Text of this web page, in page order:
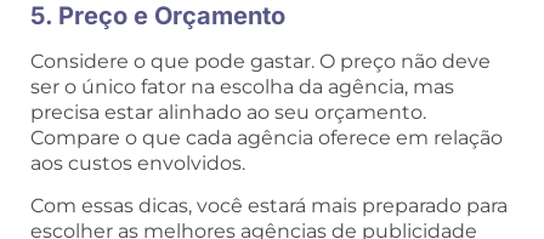
5. Preço e Orçamento
Considere o que pode gastar. O preço não deve
ser o único fator na escolha da agência, mas
precisa estar alinhado ao seu orçamento.
Compare o que cada agência oferece em relação
aos custos envolvidos.
Com essas dicas, você estará mais preparado para
escolher as melhores agências de publicidade